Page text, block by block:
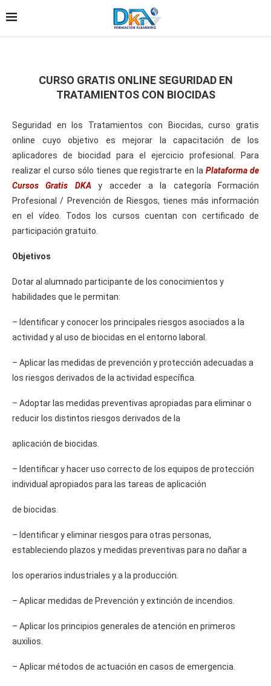
CURSO GRATIS ONLINE SEGURIDAD EN
TRATAMIENTOS CON BIOCIDAS
Seguridad en los Tratamientos con Biocidas, curso gratis
online cuyo objetivo es mejorar la capacitación de los
aplicadores de biocidad para el ejercicio profesional. Para
realizar el curso sólo tienes que registrarte en laPlataforma de
Cursos Gratis DKAy acceder a la categoría Formación
Profesional / Prevención de Riesgos, tienes más información
en el vídeo. Todos los cursos cuentan con certificado de
participación gratuito.
Objetivos
Dotar al alumnado participante de los conocimientos y
habilidades que le permitan:
– Identificar y conocer los principales riesgos asociados a la
actividad y al uso de biocidas en el entorno laboral.
– Aplicar las medidas de prevención y protección adecuadas a
los riesgos derivados de la actividad específica.
– Adoptar las medidas preventivas apropiadas para eliminar o
reducir los distintos riesgos derivados de la
aplicación de biocidas.
– Identificar y hacer uso correcto de los equipos de protección
individual apropiados para las tareas de aplicación
de biocidas.
– Identificar y eliminar riesgos para otras personas,
estableciendo plazos y medidas preventivas para no dañar a
los operarios industriales y a la producción.
– Aplicar medidas de Prevención y extinción de incendios.
– Aplicar los principios generales de atención en primeros
auxilios.
– Aplicar métodos de actuación en casos de emergencia.